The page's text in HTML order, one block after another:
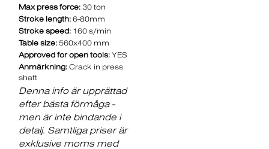
Max press force: 30 ton
Stroke length: 6-80mm
Stroke speed: 160 s/min
Table size: 560x400 mm
Approved for open tools: YES
Anmärkning: Crack in press
shaft
Denna info är upprättad
efter bästa förmåga -
men är inte bindande i
detalj. Samtliga priser är
exklusive moms med